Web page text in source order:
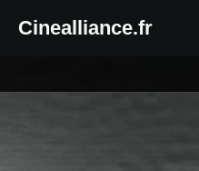
Cinealliance.fr